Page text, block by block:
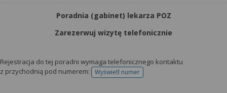
Poradnia (gabinet) lekarza POZ
Zarezerwuj wizytę telefonicznie
Rejestracja do tej poradni wymaga telefonicznego kontaktu
z przychodnią pod numerem:
Wyświetl numertelefonu do rejestracji